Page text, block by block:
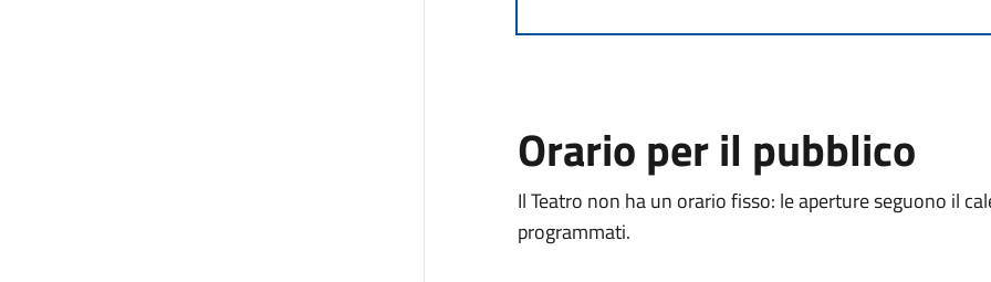
Orario per il pubblico
Il Teatro non ha un orario fisso: le aperture seguono il
programmati.